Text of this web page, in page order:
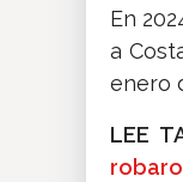
En
a
enero
LEE